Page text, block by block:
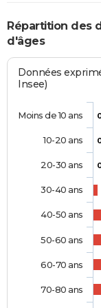
Répartition des
d'âges
Données
Insee)
Moins de 10 ans
10-20 ans
20-30 ans
30-40 ans
40-50 ans
50-60 ans
60-70 ans
70-80 ans